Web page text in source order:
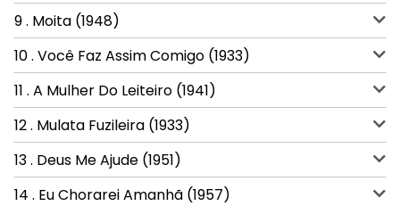
9 . Moita (1948)
10 . Você Faz Assim Comigo (1933)
11 . A Mulher Do Leiteiro (1941)
12 . Mulata Fuzileira (1933)
13 . Deus Me Ajude (1951)
14 . Eu Chorarei Amanhã (1957)